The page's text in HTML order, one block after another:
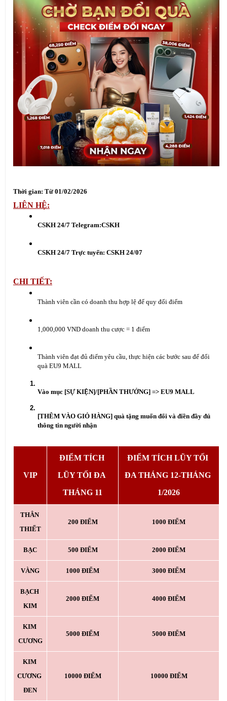
Thời gian: Từ 01/02/2026
LIÊN HỆ:
CSKH 24/7 Telegram:CSKH
CSKH 24/7 Trực tuyến: CSKH 24/07
CHI TIẾT:
Thành viên cần có doanh thu hợp lệ để quy đổi điểm
1,000,000 VND doanh thu cược = 1 điểm
Thành viên đạt đủ điểm yêu cầu, thực hiện các bước sau để đổi
quà EU9 MALL
Vào mục [SỰ KIỆN]/[PHẦN THƯỞNG] => EU9 MALL
[THÊM VÀO GIỎ HÀNG] quà tặng muốn đổi và điền đầy đủ
thông tin người nhận
VIP
ĐIỂM TÍCH
LŨY TỐI ĐA
THÁNG 11
ĐIỂM TÍCH LŨY TỐI
ĐA THÁNG 12-THÁNG
1/2026
THÂN
THIẾT
200 ĐIỂM 1000 ĐIỂM
BẠC 500 ĐIỂM 2000 ĐIỂM
VÀNG 1000 ĐIỂM 3000 ĐIỂM
BẠCH
KIM
2000 ĐIỂM 4000 ĐIỂM
KIM
CƯƠNG
5000 ĐIỂM 5000 ĐIỂM
KIM
CƯƠNG
ĐEN
10000 ĐIỂM 10000 ĐIỂM